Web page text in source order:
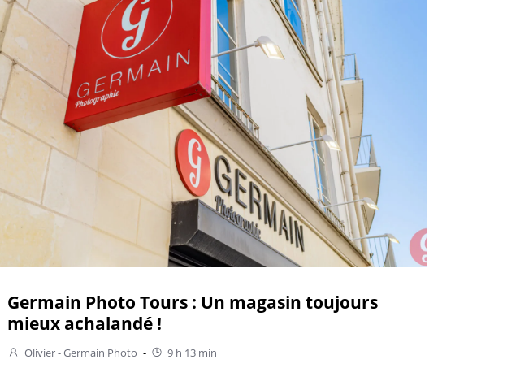
Germain Photo Tours : Un magasin toujours
mieux achalandé !
Olivier - Germain Photo - 9 h 13 min